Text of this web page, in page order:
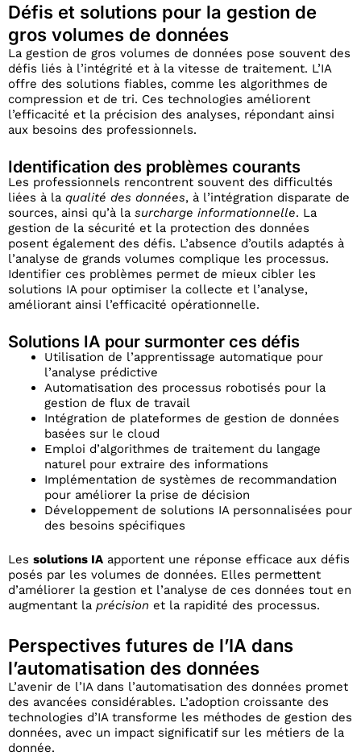
Défis et solutions pour la gestion de
gros volumes de données
La gestion de gros volumes de données pose souvent des
défis liés à l’intégrité et à la vitesse de traitement. L’IA
offre des solutions fiables, comme les algorithmes de
compression et de tri. Ces technologies améliorent
l’efficacité et la précision des analyses, répondant ainsi
aux besoins des professionnels.
Identification des problèmes courants
Les professionnels rencontrent souvent des difficultés
liées à la qualité des données, à l’intégration disparate de
sources, ainsi qu’à la surcharge informationnelle. La
gestion de la sécurité et la protection des données
posent également des défis. L’absence d’outils adaptés à
l’analyse de grands volumes complique les processus.
Identifier ces problèmes permet de mieux cibler les
solutions IA pour optimiser la collecte et l’analyse,
améliorant ainsi l’efficacité opérationnelle.
Solutions IA pour surmonter ces défis
Utilisation de l’apprentissage automatique pour
l’analyse prédictive
Automatisation des processus robotisés pour la
gestion de flux de travail
Intégration de plateformes de gestion de données
basées sur le cloud
Emploi d’algorithmes de traitement du langage
naturel pour extraire des informations
Implémentation de systèmes de recommandation
pour améliorer la prise de décision
Développement de solutions IA personnalisées pour
des besoins spécifiques
Les solutions IA apportent une réponse efficace aux défis
posés par les volumes de données. Elles permettent
d’améliorer la gestion et l’analyse de ces données tout en
augmentant la précision et la rapidité des processus.
Perspectives futures de l’IA dans
l’automatisation des données
L’avenir de l’IA dans l’automatisation des données promet
des avancées considérables. L’adoption croissante des
technologies d’IA transforme les méthodes de gestion des
données, avec un impact significatif sur les métiers de la
donnée.